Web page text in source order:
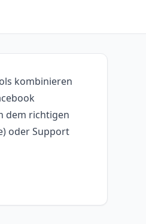
kombinieren
dem richtigen
oder Support